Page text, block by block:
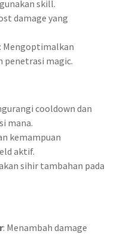
skill.
damage yang
: Mengoptimalkan
penetrasi magic.
cooldown dan
mana.
kemampuan
aktif.
sihir tambahan pada
: Menambah damage